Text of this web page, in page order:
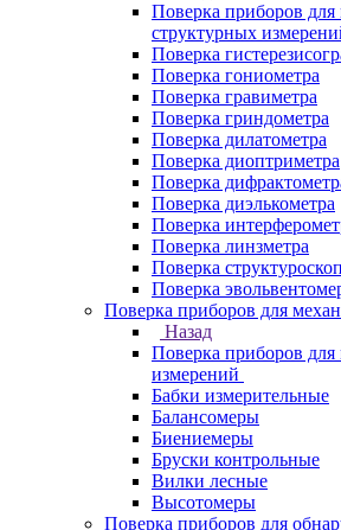
Поверка приборов для
структурных
Поверка
Поверка гониометра
Поверка гравиметра
Поверка гриндометра
Поверка дилатометра
Поверка диоптриметра
Поверка
Поверка диэлькометра
Поверка
Поверка линзметра
Поверка
Поверка
Поверка приборов для
Назад
Поверка приборов для
измерений
Бабки измерительные
Балансомеры
Биениемеры
Бруски контрольные
Вилки лесные
Высотомеры
Поверка приборов для